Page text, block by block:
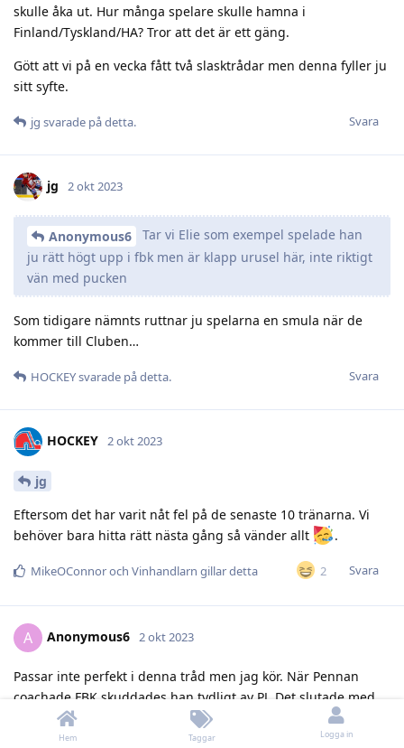
skulle åka ut. Hur många spelare skulle hamna i
Finland/Tyskland/HA? Tror att det är ett gäng.
Gött att vi på en vecka fått två slasktrådar men denna fyller ju
sitt syfte.
Svara
jg svarade på detta.
jg 2 okt 2023
Anonymous6
Tar vi Elie som exempel spelade han
ju rätt högt upp i fbk men är klapp urusel här, inte riktigt
vän med pucken
Som tidigare nämnts ruttnar ju spelarna en smula när de
kommer till Cluben…
Svara
HOCKEYsvarade på detta.
HOCKEY 2 okt 2023
jg
Eftersom det har varit nåt fel på de senaste 10 tränarna. Vi
behöver bara hitta rätt nästa gång så vänder allt
.
2 Svara
MikeOConnoroch Vinhandlarn gillar detta
A Anonymous6 2 okt 2023
Passar inte perfekt i denna tråd men jag kör. När Pennan
coachade FBK skuddades han tydligt av PJ. Det slutade med
att fbk sparkade PJ och tog in Wallin. Wallins första drag var
att värva en analytiker (betterthanamonkey), drag 2 var att
Hem Taggar Logga in